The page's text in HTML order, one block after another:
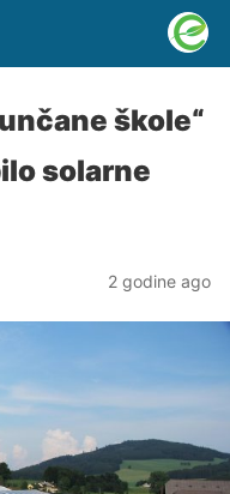
škole“
solarne
2 godine ago